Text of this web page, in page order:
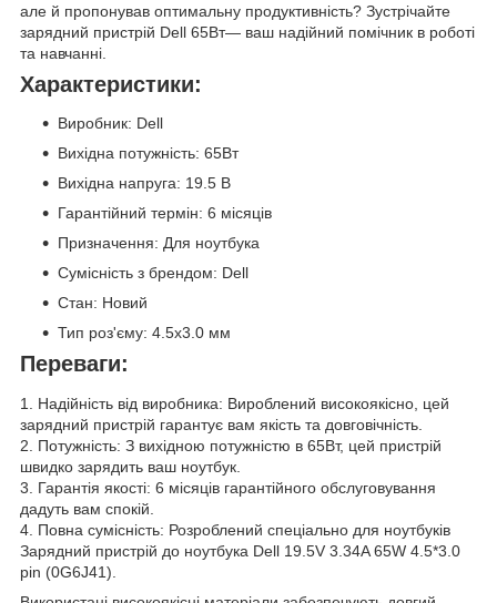
але й пропонував оптимальну продуктивність? Зустрічайте
зарядний пристрій Dell 65Вт— ваш надійний помічник в роботі
та навчанні.
Характеристики:
Виробник: Dell
Вихідна потужність: 65Вт
Вихідна напруга: 19.5 В
Гарантійний термін: 6 місяців
Призначення: Для ноутбука
Сумісність з брендом: Dell
Стан: Новий
Тип роз'єму: 4.5x3.0 мм
Переваги:
1. Надійність від виробника: Вироблений високоякісно, цей
зарядний пристрій гарантує вам якість та довговічність.
2. Потужність: З вихідною потужністю в 65Вт, цей пристрій
швидко зарядить ваш ноутбук.
3. Гарантія якості: 6 місяців гарантійного обслуговування
дадуть вам спокій.
4. Повна сумісність: Розроблений спеціально для ноутбуків
Зарядний пристрій до ноутбука Dell 19.5V 3.34A 65W 4.5*3.0
pin (0G6J41).